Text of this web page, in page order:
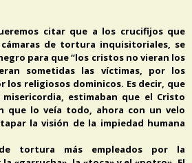
citar que a los crucifijos que
de tortura inquisitoriales, se
para que “los cristos no vieran los
sometidas las víctimas, por los
los religiosos dominicos. Es decir, que
estimaban que el Cristo
que lo veía todo, ahora con un velo
la visión de la impiedad humana
tortura más empleados por la